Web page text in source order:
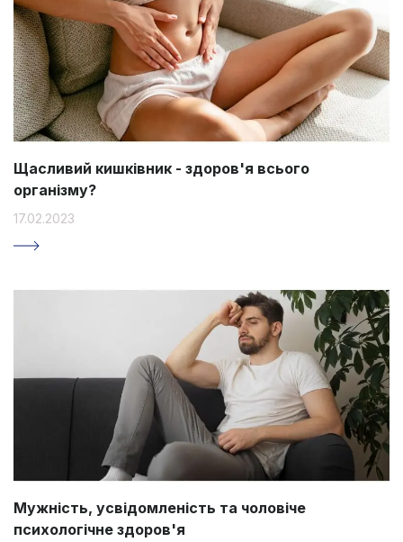
Щасливий кишківник - здоров'я всього
організму?
17.02.2023
Мужність, усвідомленість та чоловіче
психологічне здоров'я